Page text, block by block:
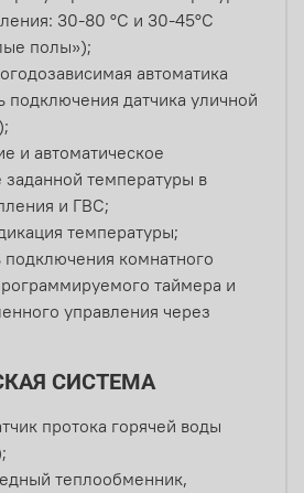
30-80 °С и 30-45°С
полы»);
автоматика
подключения датчика уличной
и автоматическое
температуры в
и ГВС;
температуры;
комнатного
таймера и
управления через
СИСТЕМА
протока горячей воды
теплообменник,